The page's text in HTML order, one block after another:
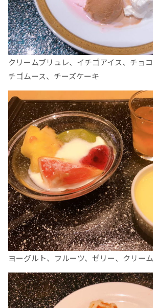
クリームブリュレ、イチゴアイス、チョ
チゴムース、チーズケーキ
ヨーグルト、フルーツ、ゼリー、クリー